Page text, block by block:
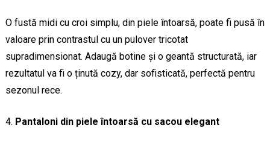
O fustă midi cu croi simplu, din piele întoarsă, poate fi pusă în
valoare prin contrastul cu un pulover tricotat
supradimensionat. Adaugă botine și o geantă structurată, iar
rezultatul va fi o ținută cozy, dar sofisticată, perfectă pentru
sezonul rece.
Pantaloni din piele întoarsă cu sacou elegant